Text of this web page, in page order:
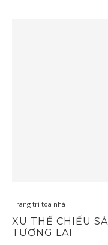
Trang trí tòa nhà
XU THẾ CHIẾU
TƯƠNG LAI